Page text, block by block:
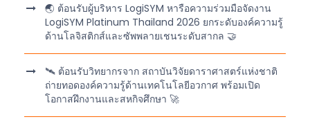
🌏 ต้อนรับผู้บริหาร LogiSYM หารือความร่วมมือจัดงาน
LogiSYM Platinum Thailand 2026 ยกระดับองค์ความรู้
ด้านโลจิสติกส์และซัพพลายเชนระดับสากล 🤝
🛰️ ต้อนรับวิทยากรจาก สถาบันวิจัยดาราศาสตร์แห่งชาติ
ถ่ายทอดองค์ความรู้ด้านเทคโนโลยีอวกาศ พร้อมเปิด
โอกาสฝึกงานและสหกิจศึกษา 🚀